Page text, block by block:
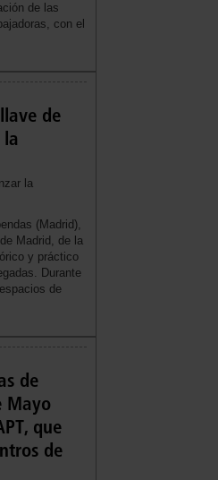
de las
con el
de
la
(Madrid),
Madrid, de la
y práctico
Durante
de
de
Mayo
que
de